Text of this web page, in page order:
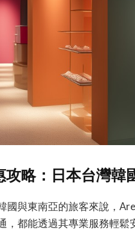
略：日本台灣韓
與東南亞的旅客來說，
，都能透過其專業服務輕